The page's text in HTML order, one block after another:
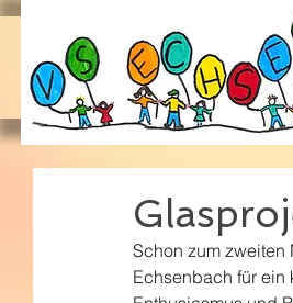
Schon zum
Echsenbach für ein